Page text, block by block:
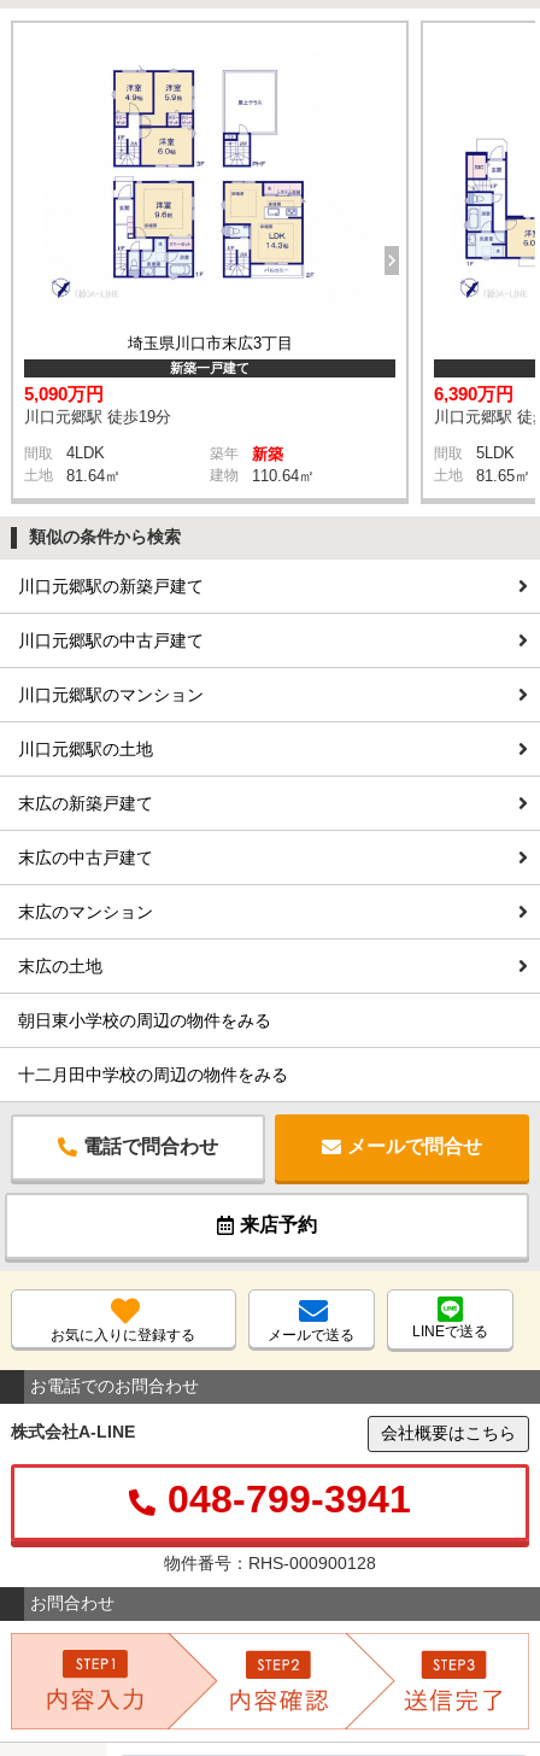
埼玉県川口市末広3丁目
新築一戸建て
5,090万円
川口元郷駅 徒歩19分
間取 4LDK 築年 新築
土地 81.64㎡ 建物 110.64㎡
6,390万円
川口元郷駅 徒
間取 5LDK
土地 81.65㎡
類似の条件から検索
川口元郷駅の新築戸建て
川口元郷駅の中古戸建て
川口元郷駅のマンション
川口元郷駅の土地
末広の新築戸建て
末広の中古戸建て
末広のマンション
末広の土地
朝日東小学校の周辺の物件をみる
十二月田中学校の周辺の物件をみる
電話で問合わせ メールで問合せ
来店予約
お気に入りに登録する メールで送る LINEで送る
お電話でのお問合わせ
株式会社A-LINE 会社概要はこちら
048-799-3941
物件番号：RHS-000900128
お問合わせ